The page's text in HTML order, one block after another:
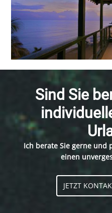
Sind Sie
Ich berate Sie gerne und
einen
JETZT